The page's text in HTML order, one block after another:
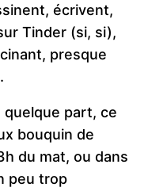
écrivent,
Tinder (si, si),
presque
.
quelque part, ce
bouquin de
du mat, ou dans
peu trop